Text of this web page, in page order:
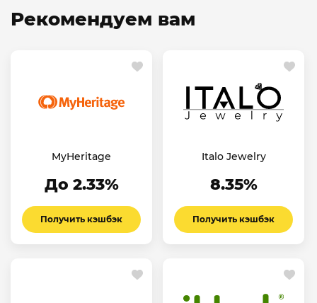
Рекомендуем вам
MyHeritage
До 2.33%
Получить кэшбэк
Italo Jewelry
8.35%
Получить кэшбэк